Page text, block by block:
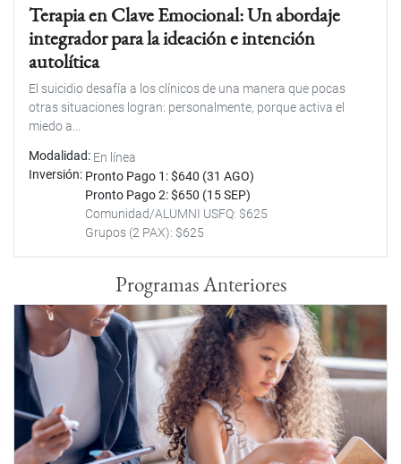
Terapia en Clave Emocional: Un abordaje
integrador para la ideación e intención
autolítica
El suicidio desafía a los clínicos de una manera que pocas
otras situaciones logran: personalmente, porque activa el
miedo a...
Modalidad En línea
Inversión Pronto Pago 1: $640 (31 AGO)
Pronto Pago 2: $650 (15 SEP)
Comunidad/ALUMNI USFQ: $625
Grupos (2 PAX): $625
Programas Anteriores